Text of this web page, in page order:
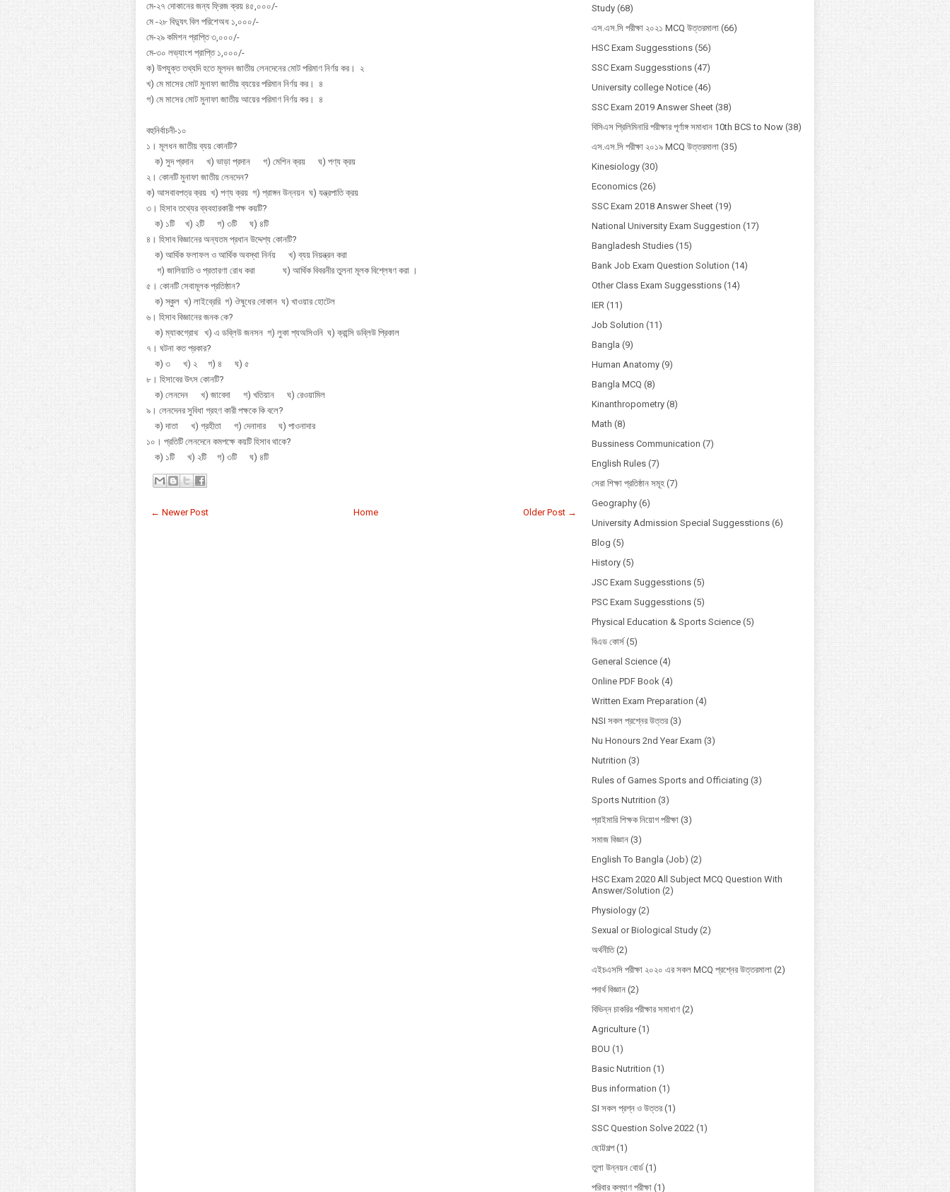
মে-২৭ দোকানের জন্য ফ্রিজ ক্রয় ৪৫,০০০/-
মে -২৮ বিদ্যুৎ বিল পরিশেঅধ ১,০০০/-
মে-২৯ কমিশন প্রাপ্তি ৩,০০০/-
মে-৩০ লভ্যাংশ প্রাপ্তি ১,০০০/-
ক) উপযুক্ত তথ্যদি হতে মূলদন জাতীয় লেনদেনের মোট পরিমাণ নির্ণয় কর। ২
খ) মে মাসের মোট মুনাফা জাতীয় ব্যয়ের পরিমান নির্ণয় কর। ৪
গ) মে মাসের মোট মুনাফা জাতীয় আয়ের পরিমাণ নির্ণয় কর। ৪
বহুনির্বাচনী-১০
১। মূলধন জাতীয় ব্যয় কোনটি?
ক) সুদ প্রদান খ) ভাড়া প্রদান গ) মেশিন ক্রয় ঘ) পণ্য ক্রয়
২। কোনটি মুনাফা জাতীয় লেনদেন?
ক) আসবাবপত্র ক্রয় খ) পণ্য ক্রয় গ) প্রাঙ্গন উন্নয়ন ঘ) যন্ত্রপাতি ক্রয়
৩। হিসাব তথ্যের ব্যবহারকারী পক্ষ কয়টি?
ক) ১টি খ) ২টি গ) ৩টি ঘ) ৪টি
৪। হিসাব বিজ্ঞানের অন্যতম প্রধান উদ্দেশ্য কোনটি?
ক) আর্থিক ফলাফল ও আর্থিক অবস্থা নির্নয় খ) ব্যয় নিয়ন্ত্রন করা
গ) জালিয়াতি ও প্রতারণা রোধ করা ঘ) আর্থিক বিবরনীর তুলনা মূলক বিশ্লেষণ করা ।
৫। কোনটি সেবামূলক প্রতিষ্ঠান?
ক) স্কুল খ) লাইব্রেরি গ) ঔষুধের দোকান ঘ) খাওয়ার হোটেল
৬। হিসাব বিজ্ঞানের জনক কে?
ক) ম্যাকগ্রোথ খ) এ ডব্লিউ জনসন গ) লুকা প্যঅসিওনি ঘ) ক্রান্সি ডব্লিউ প্রিকাল
৭। ঘটনা কত প্রকার?
ক) ৩ খ) ২ গ) ৪ ঘ) ৫
৮। হিসাবের উৎস কোনটি?
ক) লেনদেন খ) জাবেদা গ) খতিয়ান ঘ) রেওয়ামিল
৯। লেনদেনর সুবিধা গ্রহণ কারী পক্ষকে কি বলে?
ক) দাতা খ) গ্রহীতা গ) দেনাদার ঘ) পাওনাদার
১০। প্রতিটি লেনদেনে কমপক্ষে কয়টি হিসাব থাকে?
ক) ১টি খ) ২টি গ) ৩টি ঘ) ৪টি
← Newer Post Older Post →
Home
Study (68)
এস.এস.সি পরীক্ষা ২০২১ MCQ উত্তরমালা (66)
HSC Exam Suggesstions (56)
SSC Exam Suggesstions (47)
University college Notice (46)
SSC Exam 2019 Answer Sheet (38)
বিসিএস প্রিলিমিনারি পরীক্ষার পূর্ণাঙ্গ সমাধান 10th BCS to Now (38)
এস.এস.সি পরীক্ষা ২০১৯ MCQ উত্তরমালা (35)
Kinesiology (30)
Economics (26)
SSC Exam 2018 Answer Sheet (19)
National University Exam Suggestion (17)
Bangladesh Studies (15)
Bank Job Exam Question Solution (14)
Other Class Exam Suggesstions (14)
IER (11)
Job Solution (11)
Bangla (9)
Human Anatomy (9)
Bangla MCQ (8)
Kinanthropometry (8)
Math (8)
Bussiness Communication (7)
English Rules (7)
সেরা শিক্ষা প্রতিষ্ঠান সমূহ (7)
Geography (6)
University Admission Special Suggesstions (6)
Blog (5)
History (5)
JSC Exam Suggesstions (5)
PSC Exam Suggesstions (5)
Physical Education & Sports Science (5)
বিএড কোর্স (5)
General Science (4)
Online PDF Book (4)
Written Exam Preparation (4)
NSI সকল প্রশ্নের উত্তর (3)
Nu Honours 2nd Year Exam (3)
Nutrition (3)
Rules of Games Sports and Officiating (3)
Sports Nutrition (3)
প্রাইমারি শিক্ষক নিয়োগ পরীক্ষা (3)
সমাজ বিজ্ঞান (3)
English To Bangla (Job) (2)
HSC Exam 2020 All Subject MCQ Question With
Answer/Solution (2)
Physiology (2)
Sexual or Biological Study (2)
অর্থনীতি (2)
এইচএসসি পরীক্ষা ২০২০ এর সকল MCQ প্রশ্নের উত্তরমালা (2)
পদার্থ বিজ্ঞান (2)
বিভিন্ন চাকরির পরীক্ষার সমাধাণ (2)
Agriculture (1)
BOU (1)
Basic Nutrition (1)
Bus information (1)
SI সকল প্রশ্ন ও উত্তর (1)
SSC Question Solve 2022 (1)
ছোট্টগল্প (1)
তুলা উন্নয়ন বোর্ড (1)
পরিবার কল্যাণ পরীক্ষা (1)